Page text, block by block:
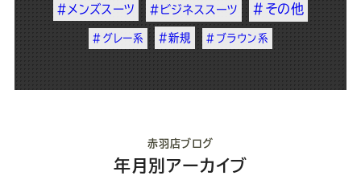
#メンズスーツ #ビジネススーツ #その他
#グレー系 #新規 #ブラウン系
赤羽店ブログ
年月別アーカイブ